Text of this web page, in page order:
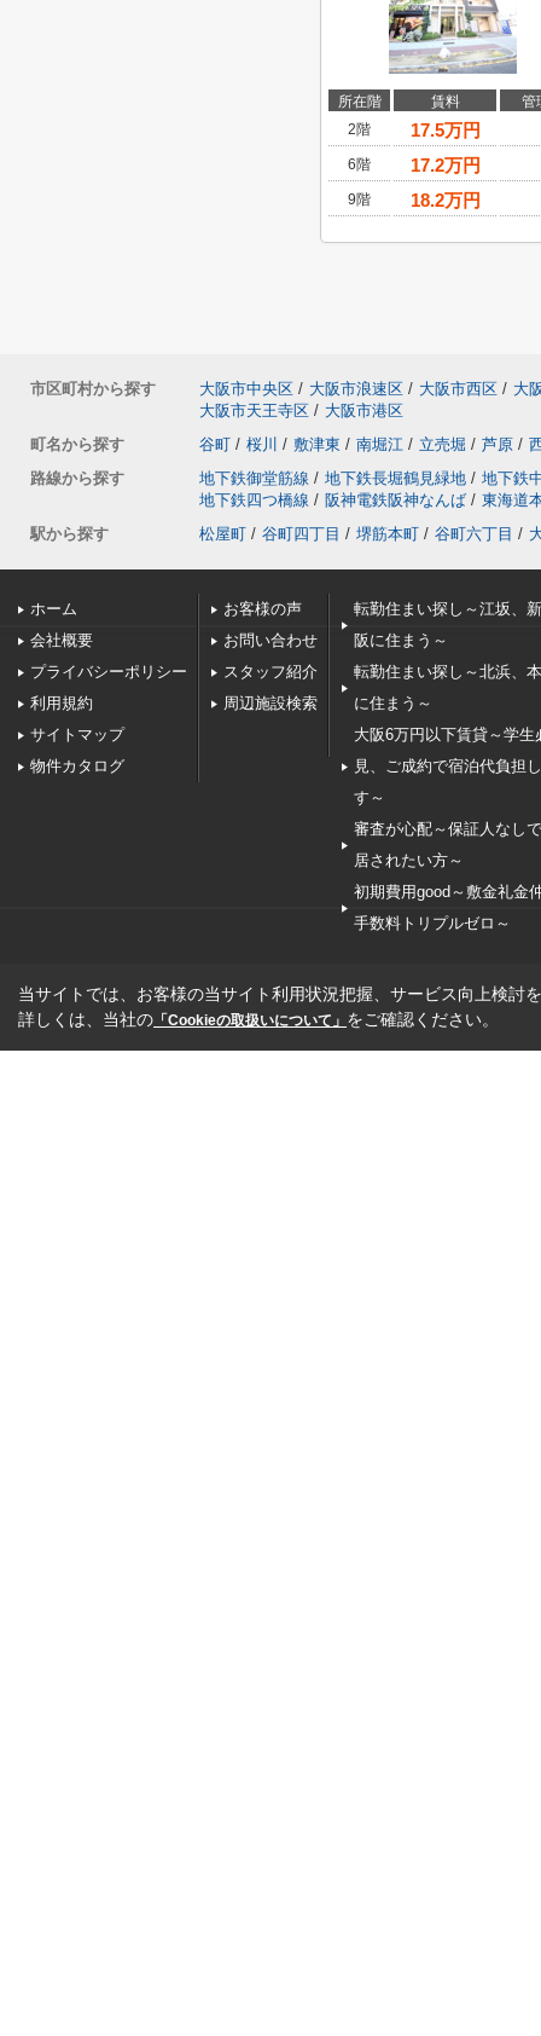
所在階 賃料
管
2階
17.5万円
6階 17.2万円
9階 18.2万円
市区町村から探す 大阪市中央区 / 大阪市浪速区 / 大阪市西区 / 大
大阪市天王寺区 / 大阪市港区
町名から探す
谷町 / 桜川 / 敷津東 / 南堀江 / 立売堀 / 芦原 /
路線から探す
地下鉄御堂筋線 / 地下鉄長堀鶴見緑地 / 地下鉄
地下鉄四つ橋線 / 阪神電鉄阪神なんば / 東海道
駅から探す
松屋町 / 谷町四丁目 / 堺筋本町 / 谷町六丁目 /
ホーム
会社概要
プライバシーポリシー
利用規約
サイトマップ
物件カタログ
お客様の声
お問い合わせ
スタッフ紹介
周辺施設検索
転勤住まい探し～江坂、
阪に住まう～
転勤住まい探し～北浜、
に住まう～
大阪6万円以下賃貸～学生
見、ご成約で宿泊代負担
す～
審査が心配～保証人なし
居されたい方～
初期費用good～敷金礼金
手数料トリプルゼロ～
当サイトでは、お客様の当サイト利用状況把握、サービス向上検討
詳しくは、当社の 「Cookieの取扱いについて」 をご確認ください。